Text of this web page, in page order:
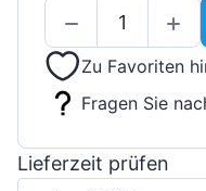
Zu Favoriten
Fragen Sie
Lieferzeit prüfen